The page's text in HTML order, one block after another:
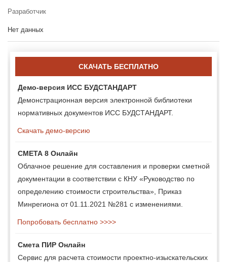
Разработчик
Нет данных
СКАЧАТЬ БЕСПЛАТНО
Демо-версия ИСС БУДСТАНДАРТ
Демонстрационная версия электронной библиотеки
нормативных документов ИСС БУДСТАНДАРТ.
Скачать демо-версию
СМЕТА 8 Онлайн
Облачное решение для составления и проверки сметной
документации в соответствии с КНУ «Руководство по
определению стоимости строительства», Приказ
Минрегиона от 01.11.2021 №281 с изменениями.
Попробовать бесплатно >>>>
Смета ПИР Онлайн
Сервис для расчета стоимости проектно-изыскательских